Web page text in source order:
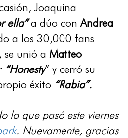
Joaquina
ella”a dúo con Andrea
a los 30,000 fans
se unió a Matteo
“Honesty” y cerró su
éxito “Rabia”.
lo que pasó este viernes
. Nuevamente, gracias